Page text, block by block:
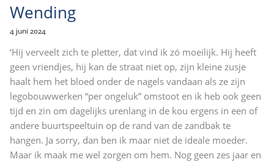
Wending
4 juni 2024
‘Hij verveelt zich te pletter, dat vind ik zó moeilijk. Hij heeft
geen vriendjes, hij kan de straat niet op, zijn kleine zusje
haalt hem het bloed onder de nagels vandaan als ze zijn
legobouwwerken “per ongeluk” omstoot en ik heb ook geen
tijd en zin om dagelijks urenlang in de kou ergens in een of
andere buurtspeeltuin op de rand van de zandbak te
hangen. Ja sorry, dan ben ik maar niet de ideale moeder.
Maar ik maak me wel zorgen om hem. Nog geen zes jaar en